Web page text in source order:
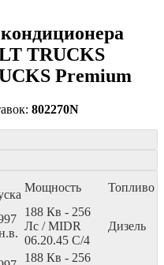
TRUCKS
Premium
802270N
Мощность Топливо
188 Кв - 256
Лс / MIDR
06.20.45 C/4
Дизель
188 Кв - 256